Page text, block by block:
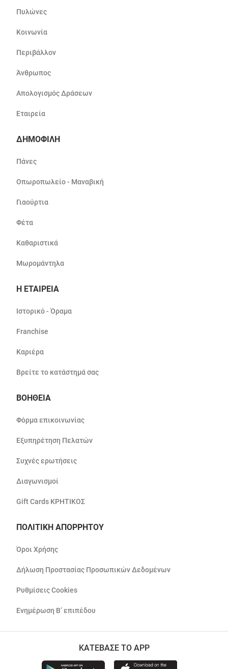
Πυλώνες
Κοινωνία
Περιβάλλον
Άνθρωπος
Απολογισμός Δράσεων
Εταιρεία
ΔΗΜΟΦΙΛΗ
Πάνες
Οπωροπωλείο - Μαναβική
Γιαούρτια
Φέτα
Καθαριστικά
Μωρομάντηλα
Η ΕΤΑΙΡΕΙΑ
Ιστορικό - Όραμα
Franchise
Καριέρα
Βρείτε το κατάστημά σας
ΒΟΗΘΕΙΑ
Φόρμα επικοινωνίας
Εξυπηρέτηση Πελατών
Συχνές ερωτήσεις
Διαγωνισμοί
Gift Cards ΚΡΗΤΙΚΟΣ
ΠΟΛΙΤΙΚΗ ΑΠΟΡΡΗΤΟΥ
Όροι Χρήσης
Δήλωση Προστασίας Προσωπικών Δεδομένων
Ρυθμίσεις Cookies
Ενημέρωση Β’ επιπέδου
ΚΑΤΕΒΑΣΕ ΤΟ APP